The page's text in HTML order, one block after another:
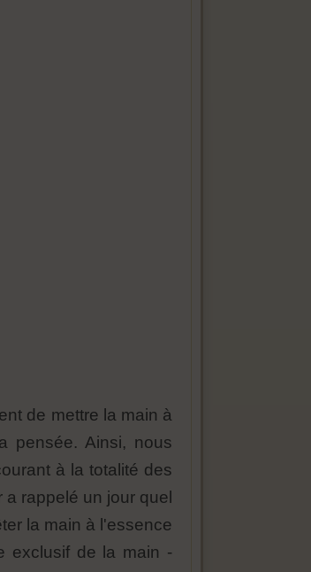
de mettre la main à
pensée. Ainsi, nous
à la totalité des
rappelé un jour quel
la main à l'essence
exclusif de la main -